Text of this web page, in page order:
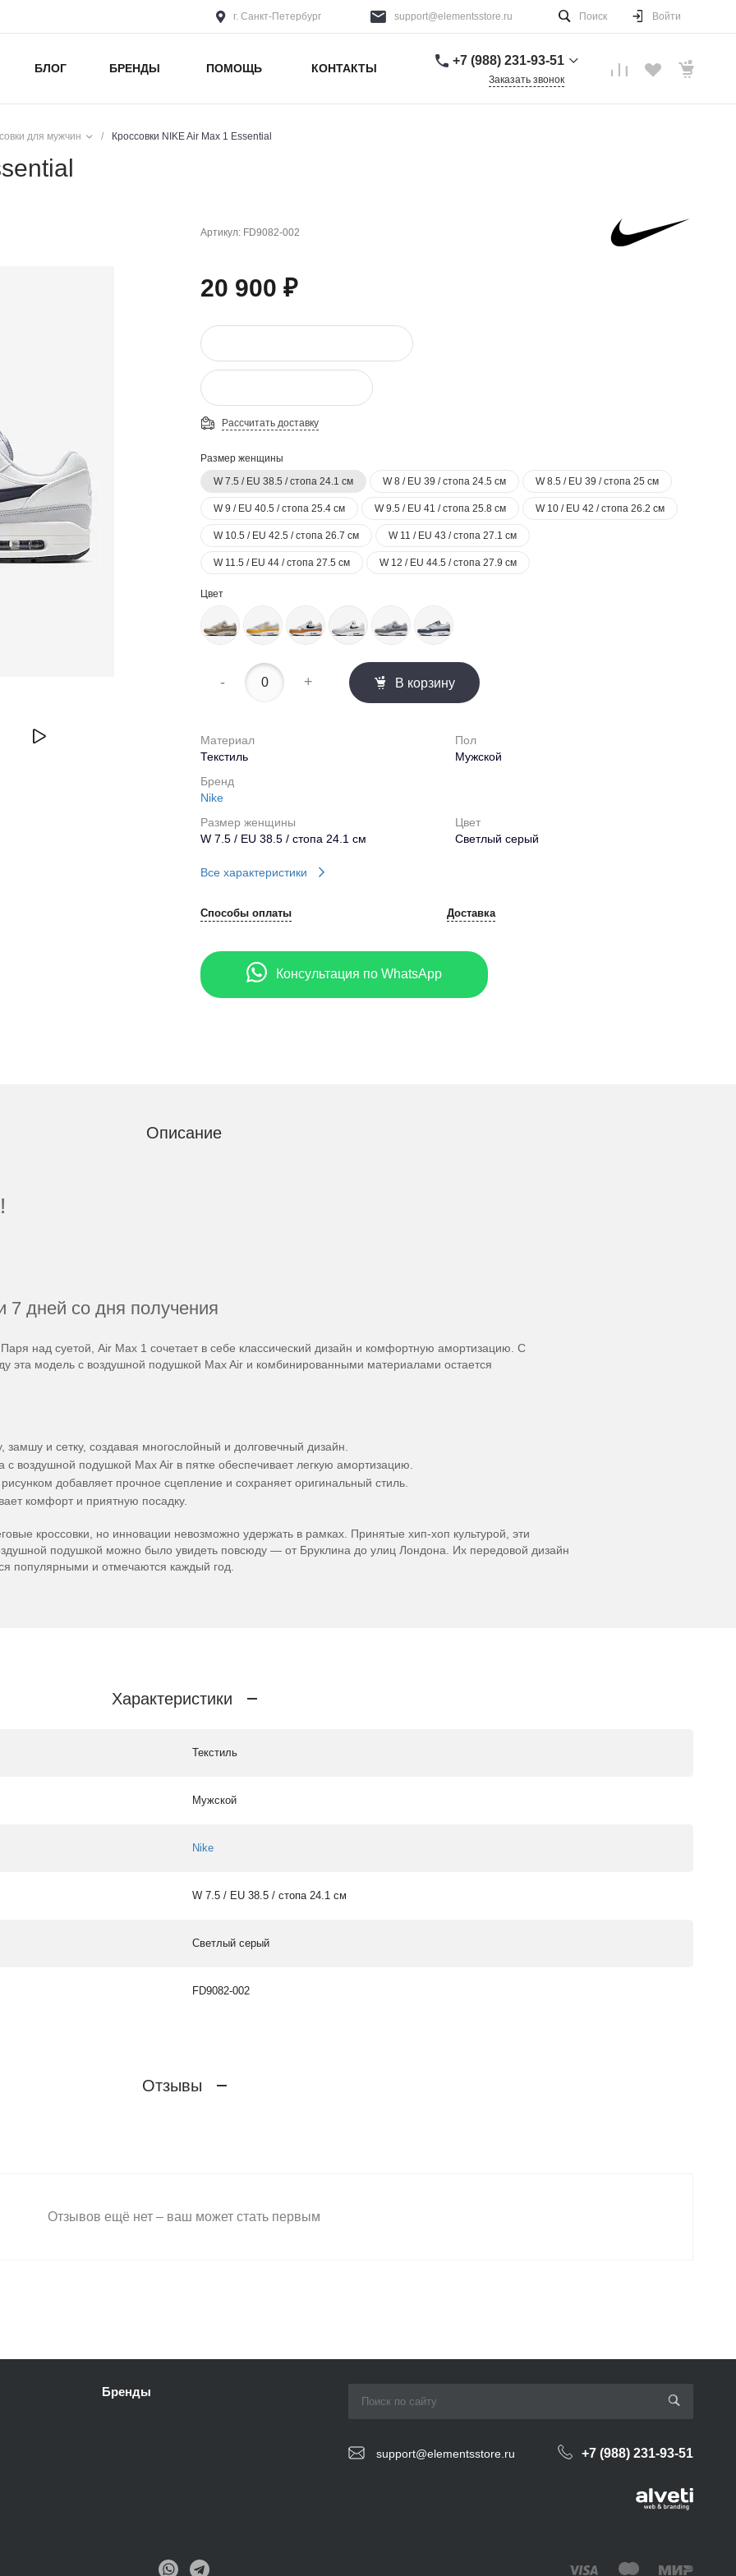
г. Санкт-Петербург support@elementsstore.ru Поиск Войти
БЛОГ БРЕНДЫ ПОМОЩЬ КОНТАКТЫ
+7 (988) 231-93-51
Заказать звонок
для мужчин / Кроссовки NIKE Air Max 1 Essential
Артикул: FD9082-002
20 900 ₽
Рассчитать доставку
Размер женщины
W 7.5 / EU 38.5 / стопа 24.1 см
W 8 / EU 39 / стопа 24.5 см W 8.5 / EU 39 / стопа 25 см
W 9 / EU 40.5 / стопа 25.4 см W 9.5 / EU 41 / стопа 25.8 см W 10 / EU 42 / стопа 26.2 см
W 10.5 / EU 42.5 / стопа 26.7 см W 11 / EU 43 / стопа 27.1 см
W 11.5 / EU 44 / стопа 27.5 см W 12 / EU 44.5 / стопа 27.9 см
Цвет
- + В корзину
Материал
Текстиль
Пол
Мужской
Бренд
Nike
Размер женщины
W 7.5 / EU 38.5 / стопа 24.1 см
Цвет
Светлый серый
Все характеристики
Способы оплаты Доставка
Консультация по WhatsApp
Описание
7 дней со дня получения
над суетой, Air Max 1 сочетает в себе классический дизайн и комфортную амортизацию. С
эта модель с воздушной подушкой Max Air и комбинированными материалами остается
замшу и сетку, создавая многослойный и долговечный дизайн.
воздушной подушкой Max Air в пятке обеспечивает легкую амортизацию.
добавляет прочное сцепление и сохраняет оригинальный стиль.
комфорт и приятную посадку.
кроссовки, но инновации невозможно удержать в рамках. Принятые хип-хоп культурой, эти
подушкой можно было увидеть повсюду — от Бруклина до улиц Лондона. Их передовой дизайн
популярными и отмечаются каждый год.
Характеристики
Текстиль
Мужской
Nike
W 7.5 / EU 38.5 / стопа 24.1 см
Светлый серый
FD9082-002
Отзывы
Отзывов ещё нет – ваш может стать первым
Бренды
support@elementsstore.ru +7 (988) 231-93-51